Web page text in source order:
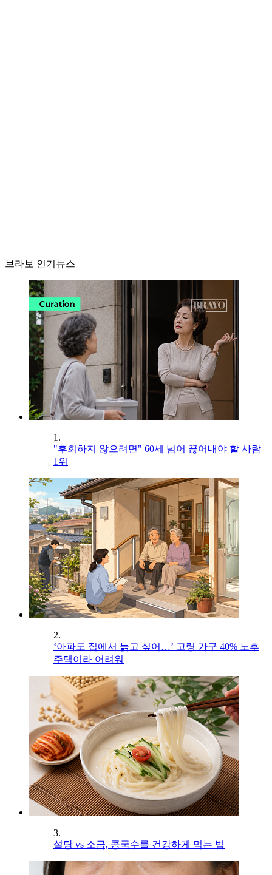
브라보 인기뉴스
1.
"후회하지 않으려면" 60세 넘어 끊어내야 할 사람
1위
2.
‘아파도 집에서 늙고 싶어…’ 고령 가구 40% 노후
주택이라 어려워
3.
설탕 vs 소금, 콩국수를 건강하게 먹는 법